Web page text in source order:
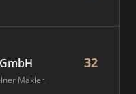
Makler
32